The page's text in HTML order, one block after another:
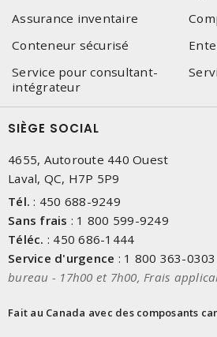
Assurance inventaire
Conteneur sécurisé
Service pour consultant-
intégrateur
SIÈGE SOCIAL
4655, Autoroute 440 Ouest
Laval, QC, H7P 5P9
Tél. : 450 688-9249
Sans frais : 1 800 599-9249
Téléc. : 450 686-1444
Service d'urgence : 1 800 363-0303
bureau - 17h00 et 7h00, Frais
Fait au Canada avec des composants